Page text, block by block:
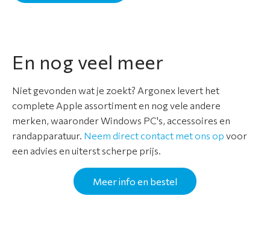
En nog veel meer
Niet gevonden wat je zoekt? Argonex levert het
complete Apple assortiment en nog vele andere
merken, waaronder Windows PC's, accessoires en
randapparatuur. Neem direct contact met ons op voor
een advies en uiterst scherpe prijs.
Meer info en bestel